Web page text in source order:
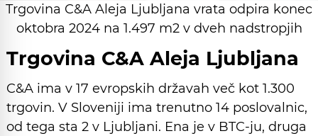
Trgovina C&A Aleja Ljubljana vrata odpira konec
oktobra 2024 na 1.497 m2 v dveh nadstropjih
Trgovina C&A Aleja Ljubljana
C&A ima v 17 evropskih državah več kot 1.300
trgovin. V Sloveniji ima trenutno 14 poslovalnic,
od tega sta 2 v Ljubljani. Ena je v BTC-ju, druga